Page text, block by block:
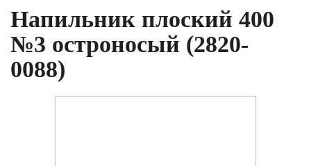
Напильник плоский 400
№3 остроносый (2820-
0088)